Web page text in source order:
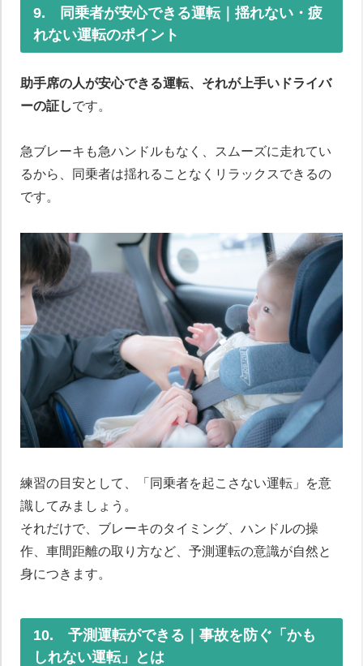
9. 同乗者が安心できる運転｜揺れない・疲
れない運転のポイント
助手席の人が安心できる運転、それが上手いドライバ
ーの証しです。
急ブレーキも急ハンドルもなく、スムーズに走れてい
るから、同乗者は揺れることなくリラックスできるの
です。
練習の目安として、「同乗者を起こさない運転」を意
識してみましょう。
それだけで、ブレーキのタイミング、ハンドルの操
作、車間距離の取り方など、予測運転の意識が自然と
身につきます。
10. 予測運転ができる｜事故を防ぐ「かも
しれない運転」とは